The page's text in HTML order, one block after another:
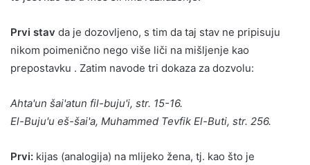
Prvi stav da je dozovljeno, s tim da taj stav ne pripisuju
nikom poimenično nego više liči na mišljenje kao
prepostavku . Zatim navode tri dokaza za dozvolu:
Ahta'un šai'atun fil-buju'i, str. 15-16.
El-Buju'u eš-šai'a, Muhammed Tevfik El-Buti, str. 256.
Prvi: kijas (analogija) na mlijeko žena, tj. kao što je